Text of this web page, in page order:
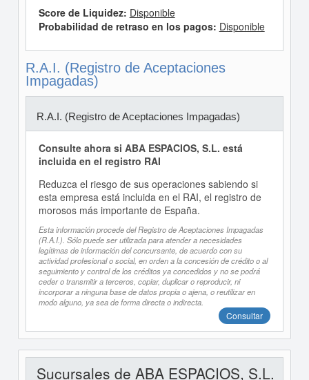
Score de Liquidez: Disponible
Probabilidad de retraso en los pagos: Disponible
R.A.I. (Registro de Aceptaciones
Impagadas)
R.A.I. (Registro de Aceptaciones Impagadas)
Consulte ahora si ABA ESPACIOS, S.L. está
incluida en el registro RAI
Reduzca el riesgo de sus operaciones sabiendo si
esta empresa está incluida en el RAI, el registro de
morosos más importante de España.
Esta información procede del Registro de Aceptaciones Impagadas
(R.A.I.). Sólo puede ser utilizada para atender a necesidades
legítimas de información del concursante, de acuerdo con su
actividad profesional o social, en orden a la concesión de crédito o al
seguimiento y control de los créditos ya concedidos y no se podrá
ceder o transmitir a terceros, copiar, duplicar o reproducir, ni
incorporar a ninguna base de datos propia o ajena, o reutilizar en
modo alguno, ya sea de forma directa o indirecta.
Consultar
Sucursales de ABA ESPACIOS, S.L.